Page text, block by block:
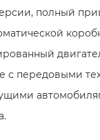
полный
с передовыми